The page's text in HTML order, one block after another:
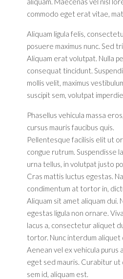
commodo eget erat vitae,
Aliquam ligula felis,
posuere maximus nunc. Sed
Aliquam erat volutpat. Nulla
consequat tincidunt.
mollis velit, maximus
suscipit sem, volutpat
Phasellus vehicula massa
cursus mauris faucibus quis.
Pellentesque facilisis elit ut
congue rutrum. Suspendisse
urna tellus, in volutpat justo
Cras mattis luctus egestas.
condimentum at tortor in,
Aliquam sit amet aliquam dui.
egestas ligula non ornare.
lacus a, consectetur aliquet
tortor. Nunc interdum aliquet
Aenean vel ex vehicula purus
eget sed mauris. Curabitur
sem id, aliquam est.